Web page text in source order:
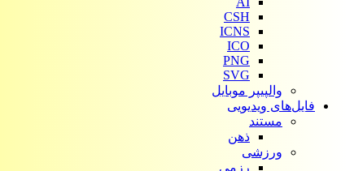
CSH
ICNS
ICO
PNG
SVG
والپیپر موبایل
فایل‌های ویدیویی
مستند
ذهن
ورزشی
رزمی